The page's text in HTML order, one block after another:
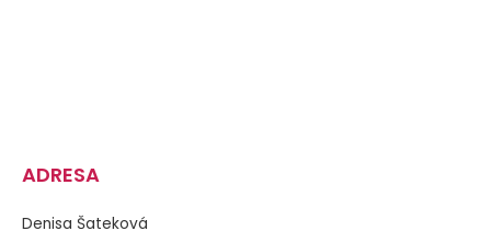
ADRESA
Denisa Šateková